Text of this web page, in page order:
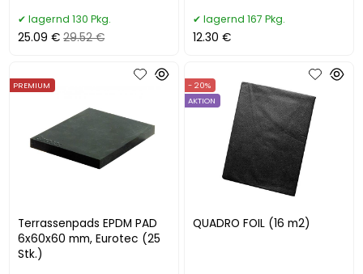
lagernd 130 Pkg.
25.09 € 29.52 €
lagernd 167 Pkg.
12.30 €
Terrassenpads EPDM PAD
6x60x60 mm, Eurotec (25
Stk.)
PREMIUM
QUADRO FOIL (16 m2)
- 20%
AKTION